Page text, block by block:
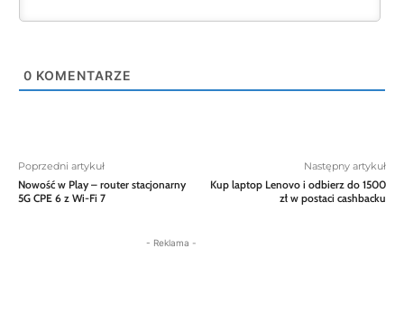
0 KOMENTARZE
Poprzedni artykuł
Nowość w Play – router stacjonarny
5G CPE 6 z Wi-Fi 7
Następny artykuł
Kup laptop Lenovo i odbierz do 1500
zł w postaci cashbacku
- Reklama -